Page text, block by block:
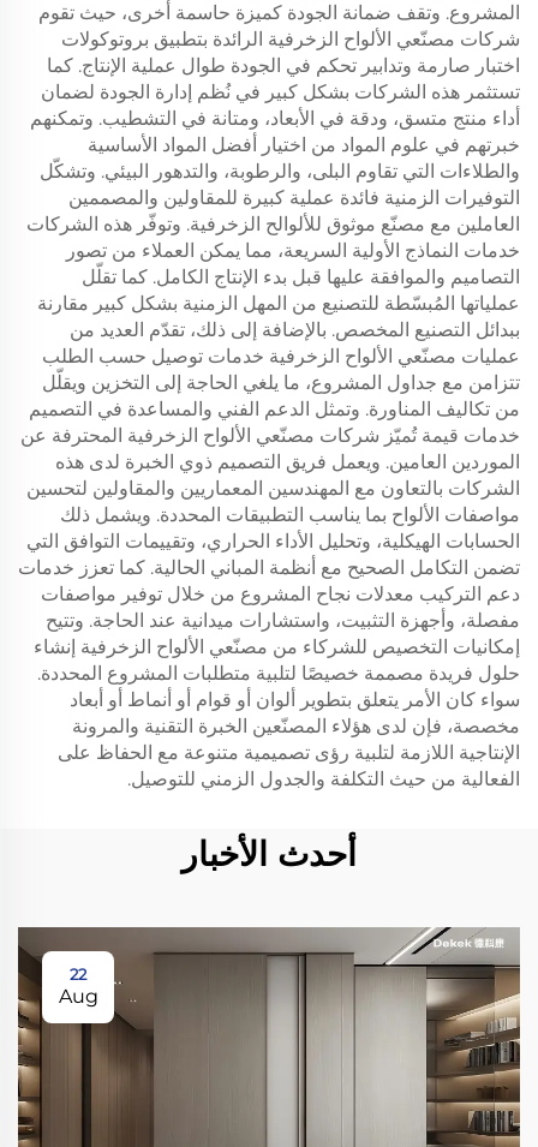
المشروع. وتقف ضمانة الجودة كميزة حاسمة أخرى، حيث تقوم
شركات مصنّعي الألواح الزخرفية الرائدة بتطبيق بروتوكولات
اختبار صارمة وتدابير تحكم في الجودة طوال عملية الإنتاج. كما
تستثمر هذه الشركات بشكل كبير في نُظم إدارة الجودة لضمان
أداء منتج متسق، ودقة في الأبعاد، ومتانة في التشطيب. وتمكنهم
خبرتهم في علوم المواد من اختيار أفضل المواد الأساسية
والطلاءات التي تقاوم البلى، والرطوبة، والتدهور البيئي. وتشكّل
التوفيرات الزمنية فائدة عملية كبيرة للمقاولين والمصممين
العاملين مع مصنّع موثوق للألوالح الزخرفية. وتوفّر هذه الشركات
خدمات النماذج الأولية السريعة، مما يمكن العملاء من تصور
التصاميم والموافقة عليها قبل بدء الإنتاج الكامل. كما تقلّل
عملياتها المُبسّطة للتصنيع من المهل الزمنية بشكل كبير مقارنة
ببدائل التصنيع المخصص. بالإضافة إلى ذلك، تقدّم العديد من
عمليات مصنّعي الألواح الزخرفية خدمات توصيل حسب الطلب
تتزامن مع جداول المشروع، ما يلغي الحاجة إلى التخزين ويقلّل
من تكاليف المناورة. وتمثل الدعم الفني والمساعدة في التصميم
خدمات قيمة تُميّز شركات مصنّعي الألواح الزخرفية المحترفة عن
الموردين العامين. ويعمل فريق التصميم ذوي الخبرة لدى هذه
الشركات بالتعاون مع المهندسين المعماريين والمقاولين لتحسين
مواصفات الألواح بما يناسب التطبيقات المحددة. ويشمل ذلك
الحسابات الهيكلية، وتحليل الأداء الحراري، وتقييمات التوافق التي
تضمن التكامل الصحيح مع أنظمة المباني الحالية. كما تعزز خدمات
دعم التركيب معدلات نجاح المشروع من خلال توفير مواصفات
مفصلة، وأجهزة التثبيت، واستشارات ميدانية عند الحاجة. وتتيح
إمكانيات التخصيص للشركاء من مصنّعي الألواح الزخرفية إنشاء
حلول فريدة مصممة خصيصًا لتلبية متطلبات المشروع المحددة.
سواء كان الأمر يتعلق بتطوير ألوان أو قوام أو أنماط أو أبعاد
مخصصة، فإن لدى هؤلاء المصنّعين الخبرة التقنية والمرونة
الإنتاجية اللازمة لتلبية رؤى تصميمية متنوعة مع الحفاظ على
الفعالية من حيث التكلفة والجدول الزمني للتوصيل.
أحدث الأخبار
22
Aug